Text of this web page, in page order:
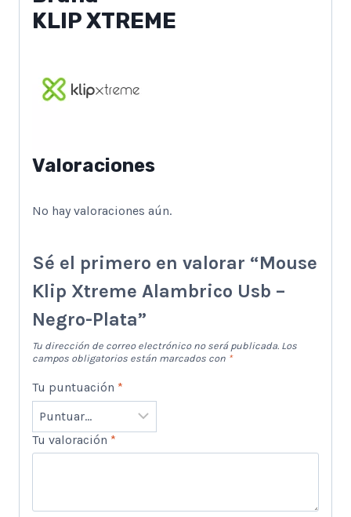
KLIP XTREME
Valoraciones
No hay valoraciones aún.
Sé el primero en valorar “Mouse
Klip Xtreme Alambrico Usb –
Negro-Plata”
Tu dirección de correo electrónico no será publicada. Los
campos obligatorios están marcados con *
Tu puntuación *
Tu valoración *